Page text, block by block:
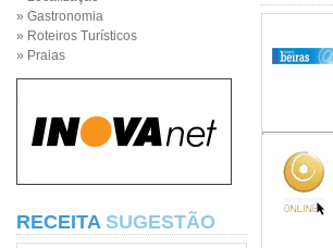
» Gastronomia
» Roteiros Turísticos
» Praias
RECEITA SUGESTÃO